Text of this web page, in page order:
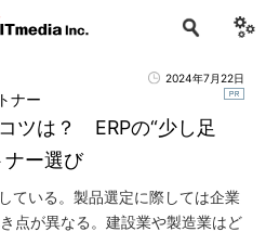
2024年7月22日
ツは？ ERPの“少し足
ナー選び
ナー
ている。製品選定に際しては企業
点が異なる。建設業や製造業はど